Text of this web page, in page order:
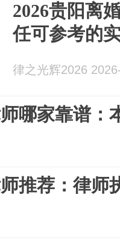
2026贵阳离
任可参考的
律之光辉2026
哪家靠谱：
推荐：律师